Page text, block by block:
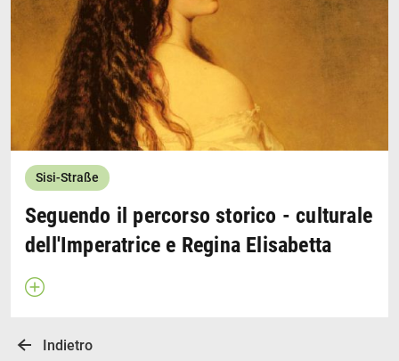
Sisi-Straße
Seguendo il percorso storico - culturale
dell'Imperatrice e Regina Elisabetta
Apri descrizione
Indietro